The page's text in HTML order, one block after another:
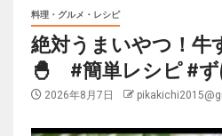
料理・グルメ・レシピ
絶対うまいやつ！牛
🐣 #簡単レシピ #ず
2026年8月7日